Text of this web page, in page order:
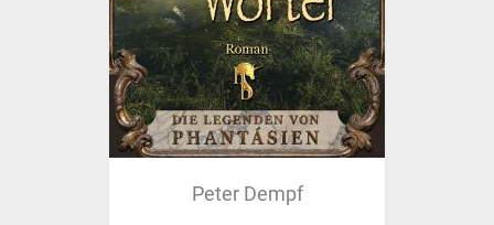
Peter Dempf